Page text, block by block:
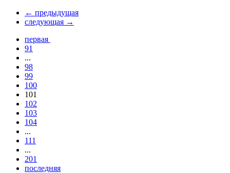
← предыдущая
следующая →
первая
91
...
98
99
100
101
102
103
104
...
111
...
201
последняя